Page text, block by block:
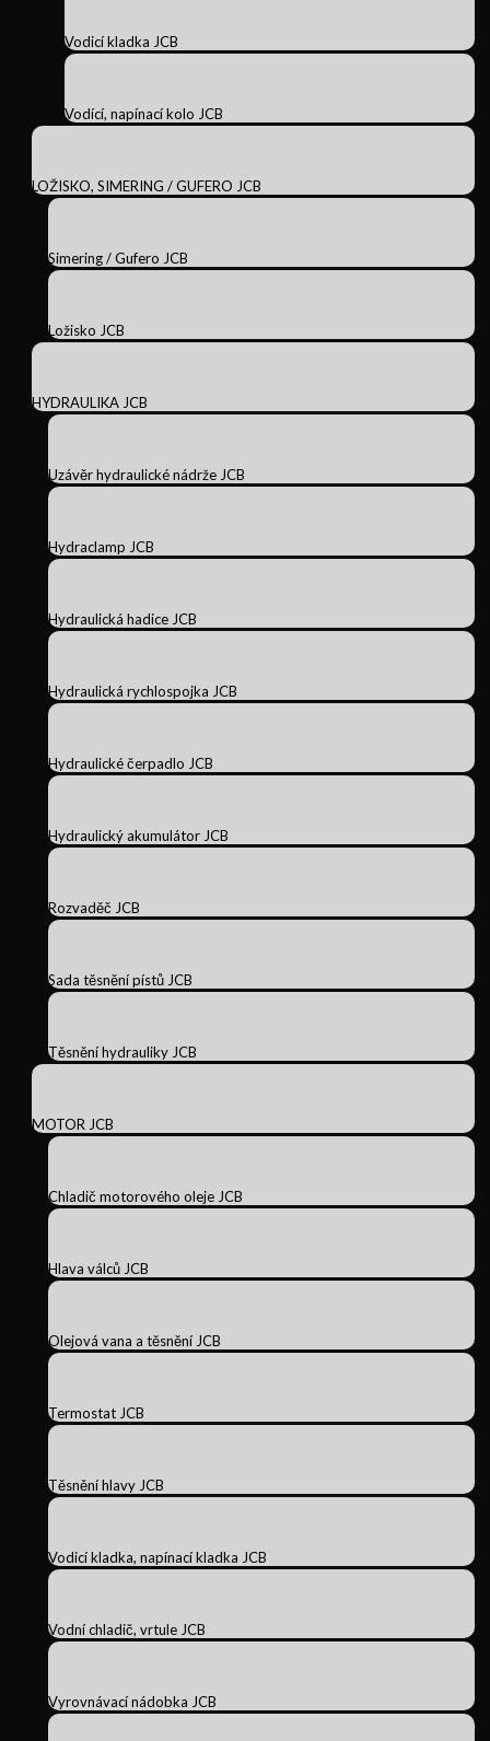
Vodicí kladka JCB
Vodící, napínací kolo JCB
LOŽISKO, SIMERING / GUFERO JCB
Simering / Gufero JCB
Ložisko JCB
HYDRAULIKA JCB
Uzávěr hydraulické nádrže JCB
Hydraclamp JCB
Hydraulická hadice JCB
Hydraulická rychlospojka JCB
Hydraulické čerpadlo JCB
Hydraulický akumulátor JCB
Rozvaděč JCB
Sada těsnění pístů JCB
Těsnění hydrauliky JCB
MOTOR JCB
Chladič motorového oleje JCB
Hlava válců JCB
Olejová vana a těsnění JCB
Termostat JCB
Těsnění hlavy JCB
Vodicí kladka, napínací kladka JCB
Vodní chladič, vrtule JCB
Vyrovnávací nádobka JCB